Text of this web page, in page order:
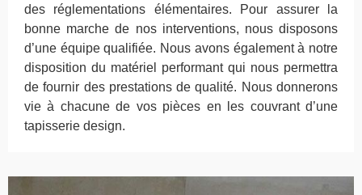
des réglementations élémentaires. Pour assurer la
bonne marche de nos interventions, nous disposons
d’une équipe qualifiée. Nous avons également à notre
disposition du matériel performant qui nous permettra
de fournir des prestations de qualité. Nous donnerons
vie à chacune de vos pièces en les couvrant d’une
tapisserie design.